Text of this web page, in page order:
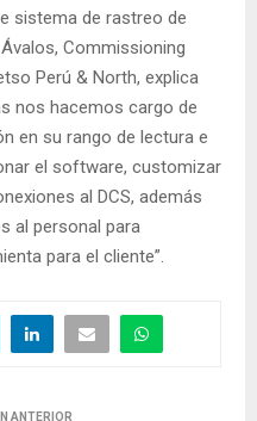
sistema de rastreo de
Commissioning
Perú & North, explica
nos hacemos cargo de
en su rango de lectura e
el software, customizar
al DCS, además
al personal para
para el cliente”.
ANTERIOR